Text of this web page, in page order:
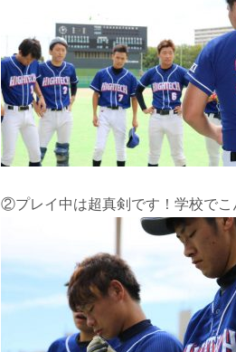
②プレイ中は超真剣です！学校で